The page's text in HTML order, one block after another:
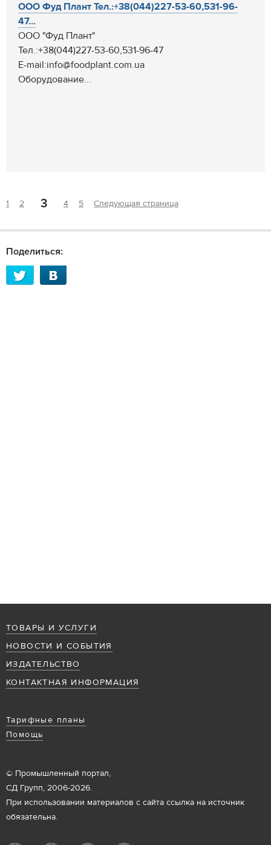
ООО Фуд Плант Тел.:+38(044)227-53-60,531-96-
47...
ООО "Фуд Плант"
Тел.:+38(044)227-53-60,531-96-47
E-mail:info@foodplant.com.ua
Оборудование...
1 2 3 4 5 Следующая страница
Поделиться:
ТОВАРЫ И УСЛУГИ
НОВОСТИ И СОБЫТИЯ
ИЗДАТЕЛЬСТВО
КОНТАКТНАЯ ИНФОРМАЦИЯ
Тарифные планы
Помощь
© Промышленный портал,
СД Групп, 2006-2026.
При использовании материалов с сайта ссылка на источник
обязательна.